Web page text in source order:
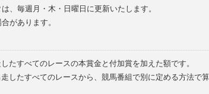
、毎週月・木・日曜日に更新いたします。
があります。
たすべてのレースの本賞金と付加賞を加えた額です。
したすべてのレースから、競馬番組で別に定める方法で算